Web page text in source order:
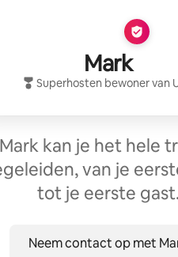
Mark
Superhosten bewoner van
Mark kan je het hele
van je
tot je eerste gast.
Neem contact op met